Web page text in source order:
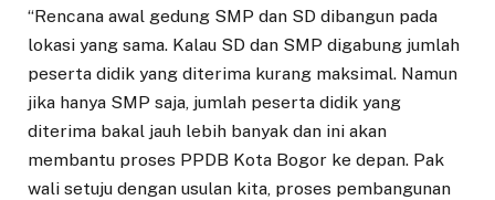
“Rencana awal gedung SMP dan SD dibangun pada
lokasi yang sama. Kalau SD dan SMP digabung jumlah
peserta didik yang diterima kurang maksimal. Namun
jika hanya SMP saja, jumlah peserta didik yang
diterima bakal jauh lebih banyak dan ini akan
membantu proses PPDB Kota Bogor ke depan. Pak
wali setuju dengan usulan kita, proses pembangunan